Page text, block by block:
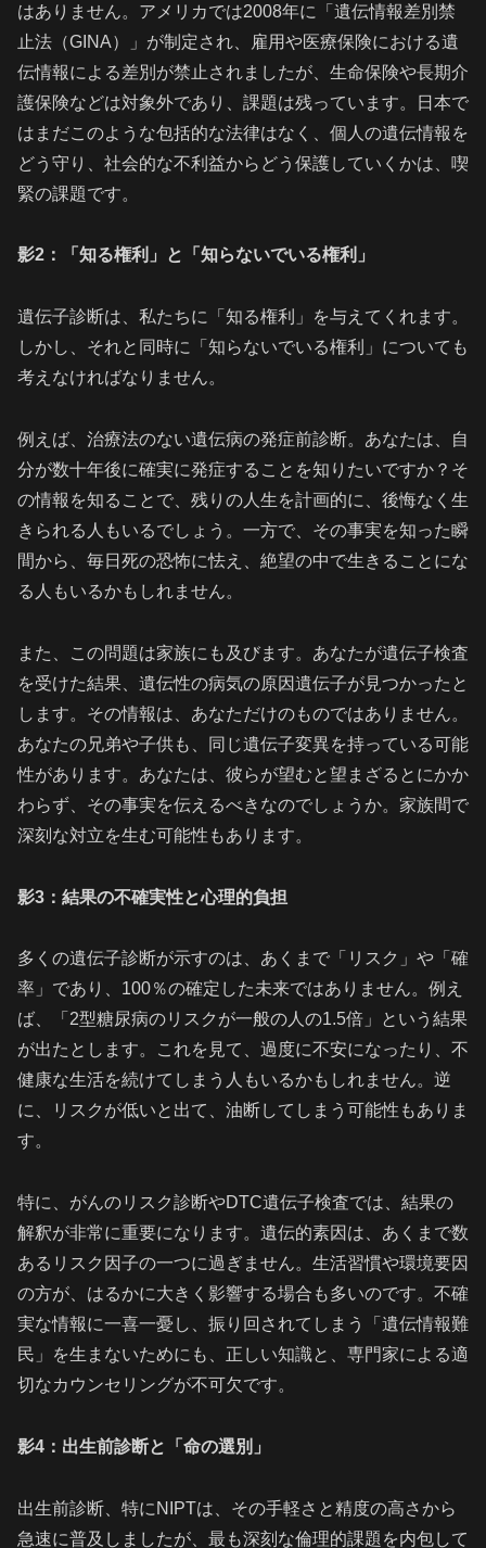
はありません。アメリカでは2008年に「遺伝情報差別禁
止法（GINA）」が制定され、雇用や医療保険における遺
伝情報による差別が禁止されましたが、生命保険や長期介
護保険などは対象外であり、課題は残っています。日本で
はまだこのような包括的な法律はなく、個人の遺伝情報を
どう守り、社会的な不利益からどう保護していくかは、喫
緊の課題です。
影2：「知る権利」と「知らないでいる権利」
遺伝子診断は、私たちに「知る権利」を与えてくれます。
しかし、それと同時に「知らないでいる権利」についても
考えなければなりません。
例えば、治療法のない遺伝病の発症前診断。あなたは、自
分が数十年後に確実に発症することを知りたいですか？そ
の情報を知ることで、残りの人生を計画的に、後悔なく生
きられる人もいるでしょう。一方で、その事実を知った瞬
間から、毎日死の恐怖に怯え、絶望の中で生きることにな
る人もいるかもしれません。
また、この問題は家族にも及びます。あなたが遺伝子検査
を受けた結果、遺伝性の病気の原因遺伝子が見つかったと
します。その情報は、あなただけのものではありません。
あなたの兄弟や子供も、同じ遺伝子変異を持っている可能
性があります。あなたは、彼らが望むと望まざるとにかか
わらず、その事実を伝えるべきなのでしょうか。家族間で
深刻な対立を生む可能性もあります。
影3：結果の不確実性と心理的負担
多くの遺伝子診断が示すのは、あくまで「リスク」や「確
率」であり、100％の確定した未来ではありません。例え
ば、「2型糖尿病のリスクが一般の人の1.5倍」という結果
が出たとします。これを見て、過度に不安になったり、不
健康な生活を続けてしまう人もいるかもしれません。逆
に、リスクが低いと出て、油断してしまう可能性もありま
す。
特に、がんのリスク診断やDTC遺伝子検査では、結果の
解釈が非常に重要になります。遺伝的素因は、あくまで数
あるリスク因子の一つに過ぎません。生活習慣や環境要因
の方が、はるかに大きく影響する場合も多いのです。不確
実な情報に一喜一憂し、振り回されてしまう「遺伝情報難
民」を生まないためにも、正しい知識と、専門家による適
切なカウンセリングが不可欠です。
影4：出生前診断と「命の選別」
出生前診断、特にNIPTは、その手軽さと精度の高さから
急速に普及しましたが、最も深刻な倫理的課題を内包して